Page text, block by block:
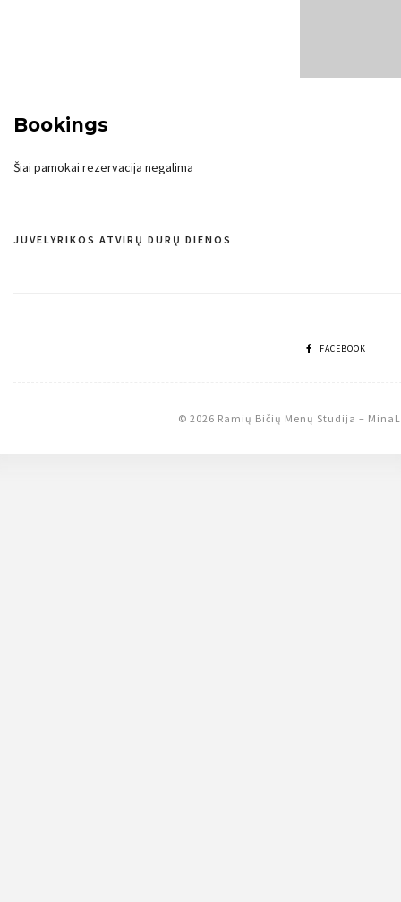
Bookings
Šiai pamokai rezervacija negalima
Navigacija
JUVELYRIKOS ATVIRŲ DURŲ DIENOS
FACEBOOK
© 2026 Ramių Bičių Menų Studija –